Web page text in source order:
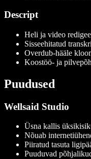
Descript
Heli ja video
Sisseehitatud
Overdub-hääle
Koostöö- ja
Puudused
Wellsaid Studio
Üsna kallis
Nõuab
Piiratud tasuta
Puuduvad